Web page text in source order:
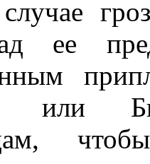
ее
или